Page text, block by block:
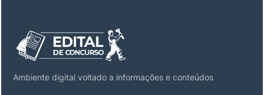
Ambiente digital voltado a informações e conteúdos